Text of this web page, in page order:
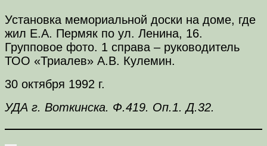
Установка мемориальной доски на доме, где
жил Е.А. Пермяк по ул. Ленина, 16.
Групповое фото. 1 справа – руководитель
ТОО «Триалев» А.В. Кулемин.
30 октября 1992 г.
УДА г. Воткинска. Ф.419. Оп.1. Д.32.